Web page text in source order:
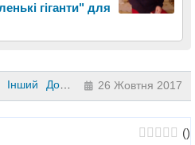
гіганти" для
Інший Дошкільне виховання 26 Жовтня 2017
()